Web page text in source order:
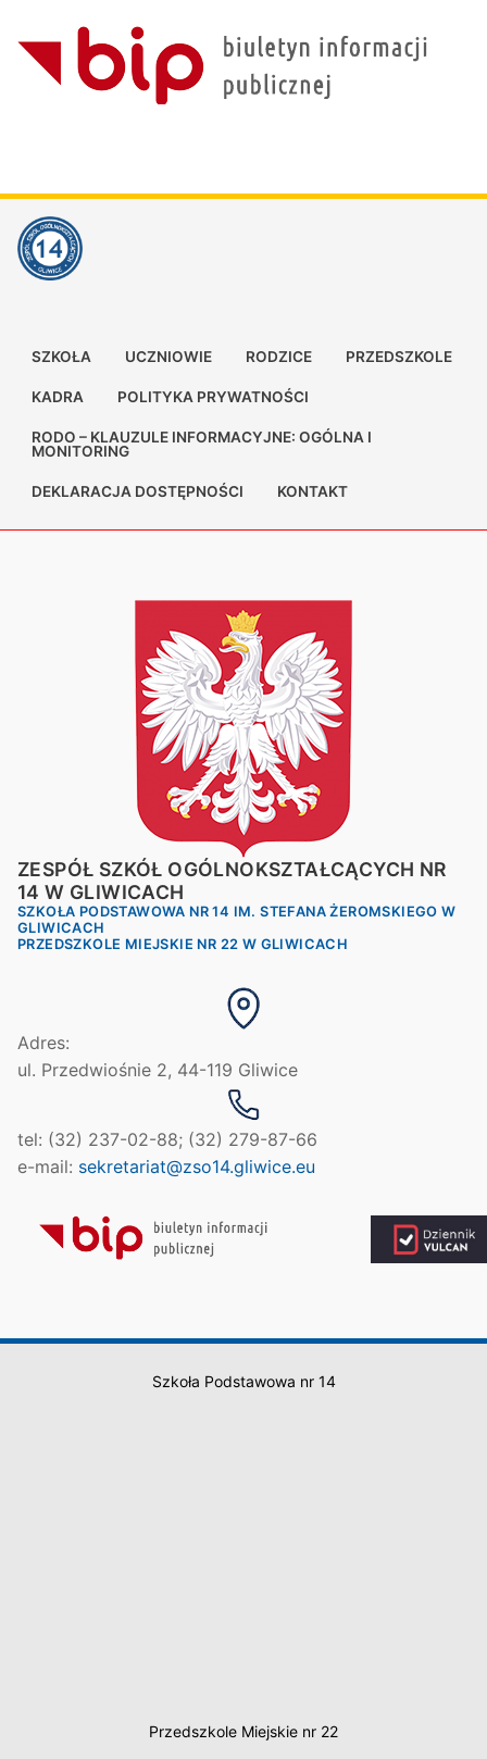
SZKOŁA UCZNIOWIE RODZICE PRZEDSZKOLE
KADRA POLITYKA PRYWATNOŚCI
RODO – KLAUZULE INFORMACYJNE: OGÓLNA I
MONITORING
DEKLARACJA DOSTĘPNOŚCI KONTAKT
ZESPÓŁ SZKÓŁ OGÓLNOKSZTAŁCĄCYCH NR
14 W GLIWICACH
SZKOŁA PODSTAWOWA NR 14 IM. STEFANA ŻEROMSKIEGO W
GLIWICACH
PRZEDSZKOLE MIEJSKIE NR 22 W GLIWICACH
Adres:
ul. Przedwiośnie 2, 44-119 Gliwice
tel: (32) 237-02-88; (32) 279-87-66
e-mail: sekretariat@zso14.gliwice.eu
Szkoła Podstawowa nr 14
Przedszkole Miejskie nr 22